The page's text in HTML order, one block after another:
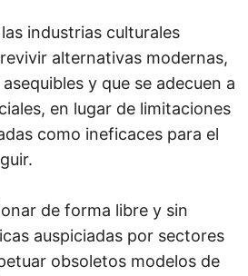
industrias culturales
alternativas modernas,
y que se adecuen a
en lugar de limitaciones
como ineficaces para el
de forma libre y sin
auspiciadas por sectores
obsoletos modelos de